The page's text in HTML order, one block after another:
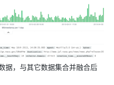
据，与其它数据集合并融合后